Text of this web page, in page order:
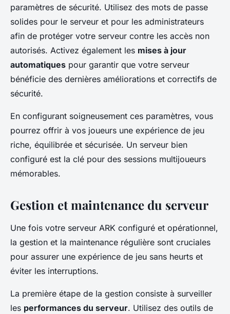
paramètres de sécurité. Utilisez des mots de passe
solides pour le serveur et pour les administrateurs
afin de protéger votre serveur contre les accès non
autorisés. Activez également les mises à jour
automatiques pour garantir que votre serveur
bénéficie des dernières améliorations et correctifs de
sécurité.
En configurant soigneusement ces paramètres, vous
pourrez offrir à vos joueurs une expérience de jeu
riche, équilibrée et sécurisée. Un serveur bien
configuré est la clé pour des sessions multijoueurs
mémorables.
Gestion et maintenance du serveur
Une fois votre serveur ARK configuré et opérationnel,
la gestion et la maintenance régulière sont cruciales
pour assurer une expérience de jeu sans heurts et
éviter les interruptions.
La première étape de la gestion consiste à surveiller
les performances du serveur. Utilisez des outils de